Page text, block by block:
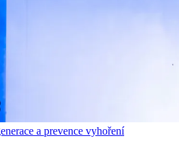
a prevence vyhoření